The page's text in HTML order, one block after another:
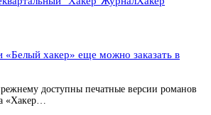
хакер» еще можно заказать в
доступны печатные версии романов
«Хакер…